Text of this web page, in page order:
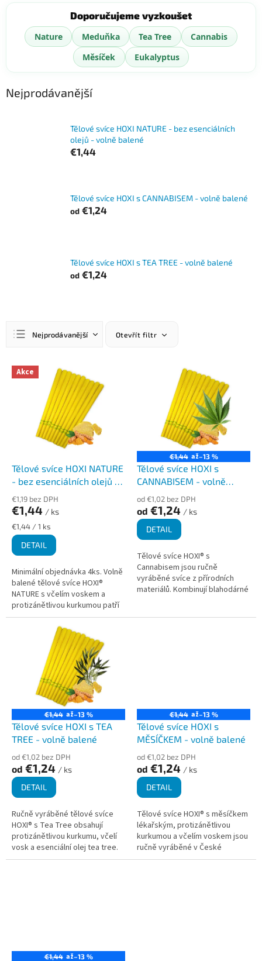
Doporučujeme vyzkoušet
Nature Meduňka Tea Tree
Cannabis
Měsíček
Eukalyptus
Nejprodávanější
Tělové svíce HOXI NATURE - bez esenciálních
olejů - volně balené
€1,44
Tělové svíce HOXI s CANNABISEM - volně balené
od €1,24
Tělové svíce HOXI s TEA TREE - volně balené
od €1,24
e
n
Nejprodávanější
Nejdražší
Abecedně
Otevřít filtr
V Akce
Tělové svíce HOXI NATURE
- bez esenciálních olejů -
volně balené
€1,19 bez DPH
€1,44 / ks
Měrná
cena:
€1,44 / 1 ks
DETAIL
Minimální objednávka 4ks. Volně
balené tělové svíce HOXI®
NATURE s včelím voskem a
protizánětlivou kurkumou patří
mezi naše nejprodávanější.
Jsou ideální volbou pro ty,
€1,44 až–13 %
Tělové svíce HOXI s
CANNABISEM - volně
balené
od €1,02 bez DPH
od €1,24 / ks
DETAIL
Tělové svíce HOXI® s
Cannabisem jsou ručně
vyráběné svíce z přírodních
materiálů. Kombinují blahodárné
€1,44 až–13 %
Tělové svíce HOXI s TEA
TREE - volně balené
od €1,02 bez DPH
od €1,24 / ks
DETAIL
Ručně vyráběné tělové svíce
HOXI® s Tea Tree obsahují
protizánětlivou kurkumu, včelí
vosk a esenciální olej tea tree.
Jsou ideální pro ty, kteří hledají
€1,44 až–13 %
Tělové svíce HOXI s
MĚSÍČKEM - volně balené
od €1,02 bez DPH
od €1,24 / ks
DETAIL
Tělové svíce HOXI® s měsíčkem
lékařským, protizánětlivou
kurkumou a včelím voskem jsou
ručně vyráběné v České
republice s důrazem na kvalitu a
€1,44 až–13 %